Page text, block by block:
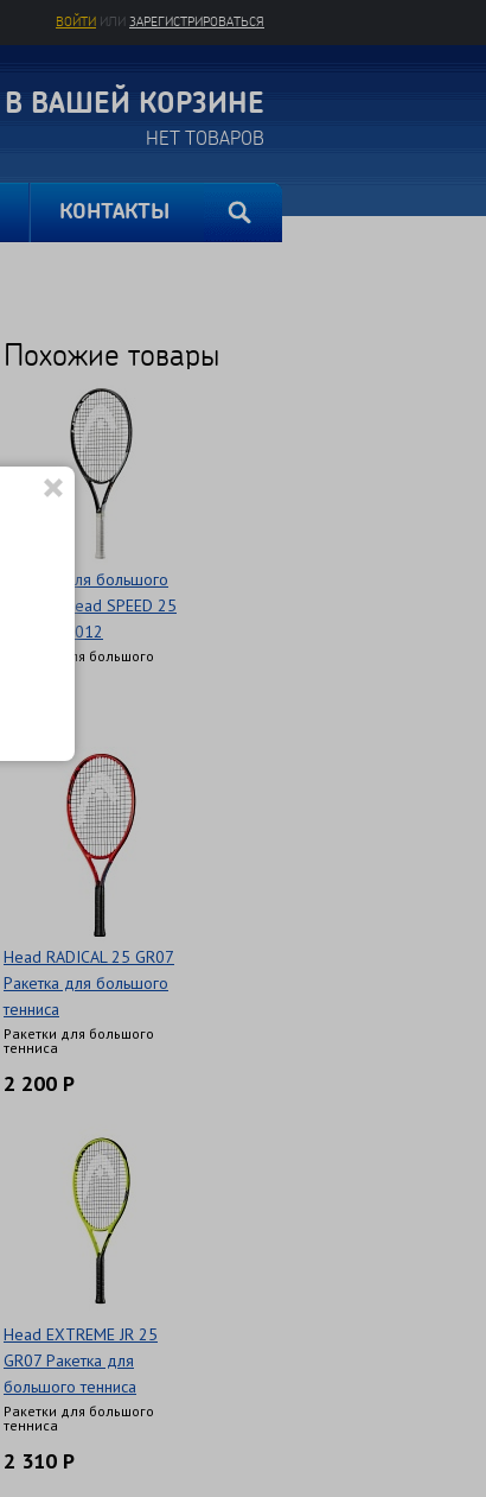
ВОЙТИ ИЛИ ЗАРЕГИСТРИРОВАТЬСЯ
В ВАШЕЙ КОРЗИНЕ
НЕТ ТОВАРОВ
КОНТАКТЫ
Похожие товары
Ракетка для большого
тенниса Head SPEED 25
GR07 234012
Ракетки для большого
Head RADICAL 25 GR07
Ракетка для большого
тенниса
Ракетки для большого
тенниса
2 200 Р
Head EXTREME JR 25
GR07 Ракетка для
большого тенниса
Ракетки для большого
тенниса
2 310 Р